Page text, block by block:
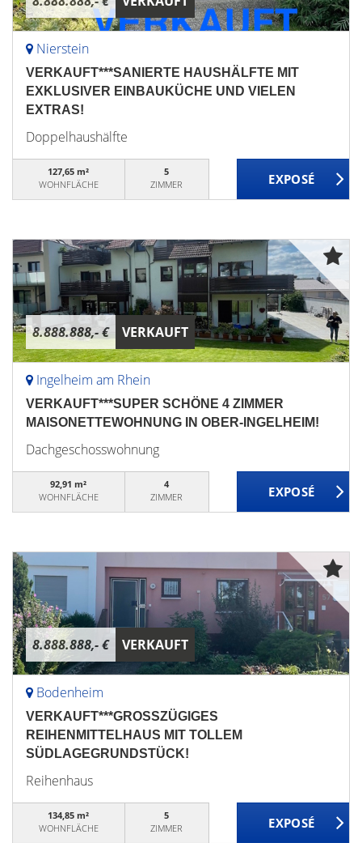
Nierstein
VERKAUFT***SANIERTE HAUSHÄLFTE MIT
EXKLUSIVER EINBAUKÜCHE UND VIELEN
EXTRAS!
Doppelhaushälfte
127,65 m²
WOHNFLÄCHE
5
ZIMMER
8.888.888,- € VERKAUFT
Ingelheim am Rhein
VERKAUFT***SUPER SCHÖNE 4 ZIMMER
MAISONETTEWOHNUNG IN OBER-INGELHEIM!
Dachgeschosswohnung
92,91 m²
WOHNFLÄCHE
4
ZIMMER
8.888.888,- € VERKAUFT
Bodenheim
VERKAUFT***GROSSZÜGIGES
REIHENMITTELHAUS MIT TOLLEM
SÜDLAGEGRUNDSTÜCK!
Reihenhaus
134,85 m²
WOHNFLÄCHE
5
ZIMMER